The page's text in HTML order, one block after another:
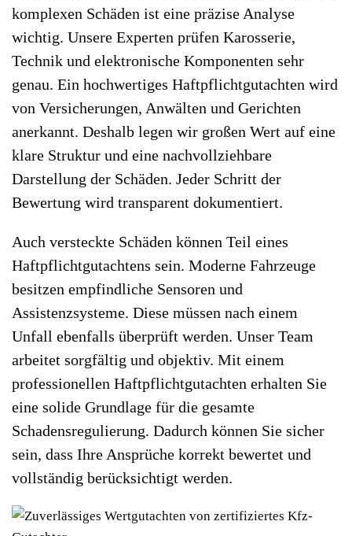
komplexen Schäden ist eine präzise Analyse
wichtig. Unsere Experten prüfen Karosserie,
Technik und elektronische Komponenten sehr
genau. Ein hochwertiges Haftpflichtgutachten wird
von Versicherungen, Anwälten und Gerichten
anerkannt. Deshalb legen wir großen Wert auf eine
klare Struktur und eine nachvollziehbare
Darstellung der Schäden. Jeder Schritt der
Bewertung wird transparent dokumentiert.
Auch versteckte Schäden können Teil eines
Haftpflichtgutachtens sein. Moderne Fahrzeuge
besitzen empfindliche Sensoren und
Assistenzsysteme. Diese müssen nach einem
Unfall ebenfalls überprüft werden. Unser Team
arbeitet sorgfältig und objektiv. Mit einem
professionellen Haftpflichtgutachten erhalten Sie
eine solide Grundlage für die gesamte
Schadensregulierung. Dadurch können Sie sicher
sein, dass Ihre Ansprüche korrekt bewertet und
vollständig berücksichtigt werden.